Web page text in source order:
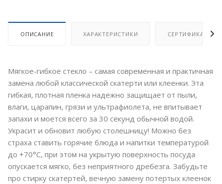
ОПИСАНИЕ ХАРАКТЕРИСТИКИ СЕРТИФИКАТ
Мягкое-гибкое стекло – самая современная и практичная
замена любой классической скатерти или клеенки. Эта
гибкая, плотная пленка надежно защищает от пыли,
влаги, царапин, грязи и ультрафиолета, не впитывает
запахи и моется всего за 30 секунд обычной водой.
Украсит и обновит любую столешницу! Можно без
страха ставить горячие блюда и напитки температурой
до +70°C, при этом на укрытую поверхность посуда
опускается мягко, без неприятного дребезга. Забудьте
про стирку скатертей, вечную замену потертых клеенок